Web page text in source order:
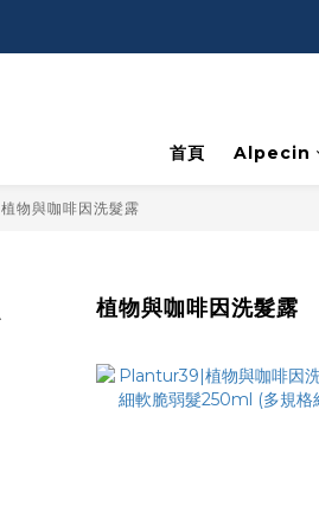
首頁
Alpecin
植物與咖啡因洗髮露
植物與咖啡因洗髮露